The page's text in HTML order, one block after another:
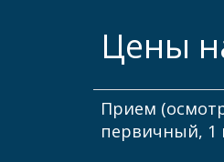
Цены
Прием
первичный, 1